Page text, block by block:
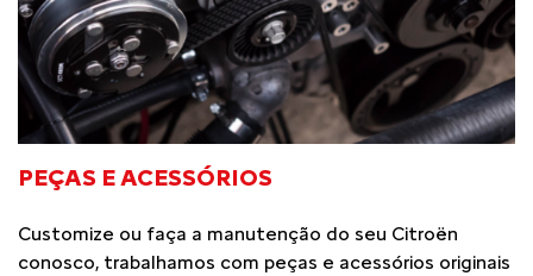
PEÇAS E ACESSÓRIOS
Customize ou faça a manutenção do seu Citroën
conosco, trabalhamos com peças e acessórios originais